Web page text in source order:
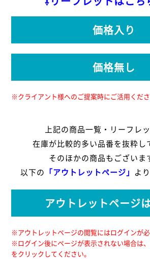
価格入り
価格無し
※クライアント様へのご提案時にご活用くださ
上記の商品一覧・リーフレッ
在庫が比較的多い品番を抜粋し
そのほかの商品もございま
以下の 「アウトレットページ」 よ
アウトレットページ
※アウトレットページの閲覧にはログインが必
※ログイン後にページが表示されない場合は
をクリックしてください。